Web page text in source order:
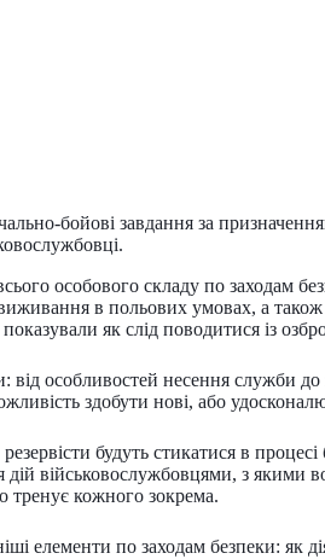
бойові завдання за
особового складу по заходам
в польових умовах, а
як слід поводитися із
особливостей несення служби
здобути нові, або
будуть стикатися в
військовослужбовцями, з якими
кожного зокрема.
елементи по заходам безпеки: як